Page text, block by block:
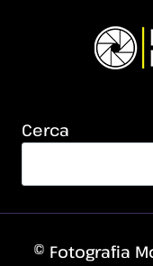
Cerca
© Fotografia